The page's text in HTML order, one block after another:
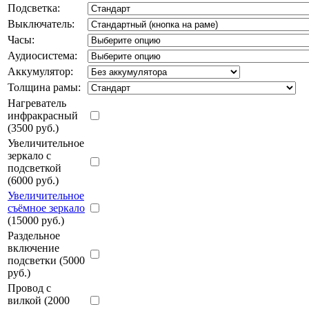
Подсветка:
Выключатель:
Часы:
Аудиосистема:
Аккумулятор:
Толщина рамы:
Нагреватель
инфракрасный
(3500 руб.)
Увеличительное
зеркало с
подсветкой
(6000 руб.)
Увеличительное
съёмное зеркало
(15000 руб.)
Раздельное
включение
подсветки (5000
руб.)
Провод с
вилкой (2000